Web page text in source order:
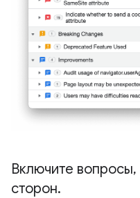
Включите вопросы,
сторон.